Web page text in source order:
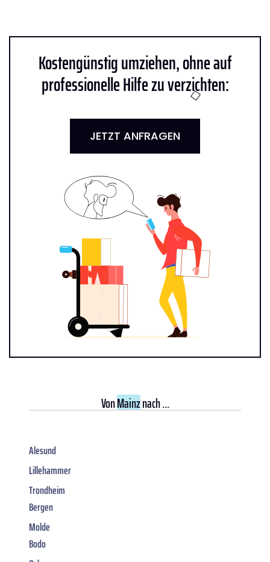
Kostengünstig umziehen, ohne auf
professionelle Hilfe zu verzichten:
JETZT ANFRAGEN
VonMainznach ...
Alesund
Lillehammer
Trondheim
Bergen
Molde
Bodo